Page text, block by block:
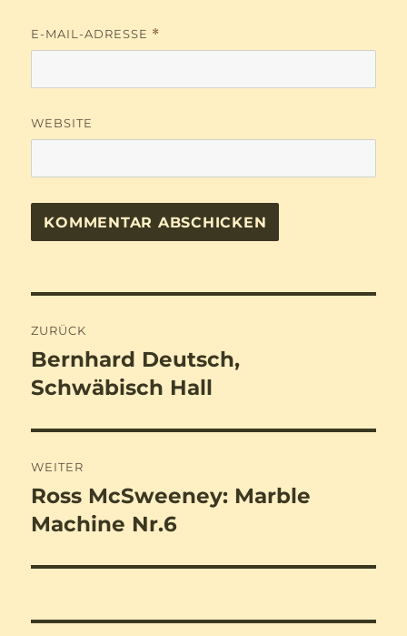
E-MAIL-ADRESSE *
WEBSITE
ZURÜCK
Vorheriger
Beitrag:
Bernhard Deutsch,
Schwäbisch Hall
WEITER
Nächster
Beitrag:
Ross McSweeney: Marble
Machine Nr.6